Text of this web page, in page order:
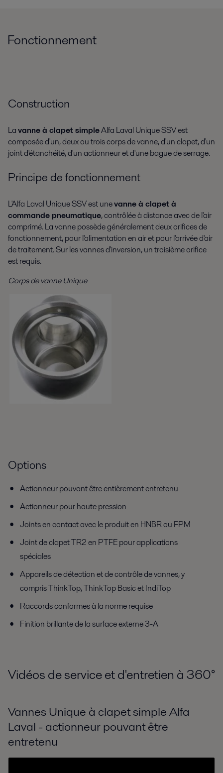
Fonctionnement
Construction
Lavanne à clapet simpleAlfa Laval Unique SSV est
composée d'un, deux ou trois corps de vanne, d'un clapet, d'un
joint d'étanchéité, d'un actionneur et d'une bague de serrage.
Principe de fonctionnement
L'Alfa Laval Unique SSV est unevanne à clapet à
commande pneumatique, contrôlée à distance avec de l'air
comprimé. La vanne possède généralement deux orifices de
fonctionnement, pour l'alimentation en air et pour l'arrivée d'air
de traitement. Sur les vannes d'inversion, un troisième orifice
est requis.
Corps de vanne Unique
Options
Actionneur pouvant être entièrement entretenu
Actionneur pour haute pression
Joints en contact avec le produit en HNBR ou FPM
Joint de clapet TR2 en PTFE pour applications
spéciales
Appareils de détection et de contrôle de vannes, y
compris ThinkTop, ThinkTop Basic et IndiTop
Raccords conformes à la norme requise
Finition brillante de la surface externe 3-A
Vidéos de service et d'entretien à 360°
Vannes Unique à clapet simple Alfa
Laval - actionneur pouvant être
entretenu